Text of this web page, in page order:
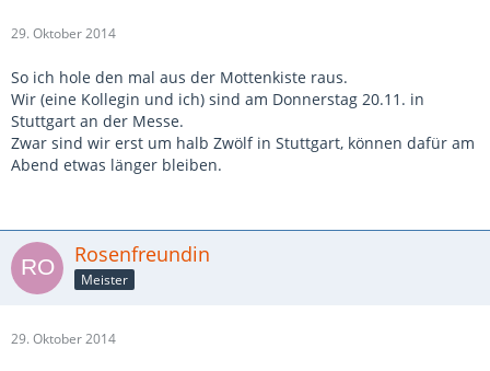
29. Oktober 2014
So ich hole den mal aus der Mottenkiste raus.
Wir (eine Kollegin und ich) sind am Donnerstag 20.11. in
Stuttgart an der Messe.
Zwar sind wir erst um halb Zwölf in Stuttgart, können dafür am
Abend etwas länger bleiben.
Rosenfreundin
Meister
29. Oktober 2014